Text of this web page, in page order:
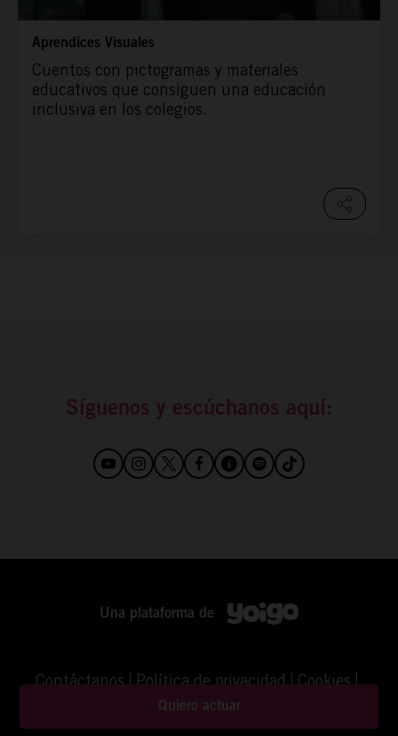
Quiero actuar
Aprendices Visuales
Cuentos con pictogramas y materiales
educativos que consiguen una educación
inclusiva en los colegios.
Síguenos y escúchanos aquí:
Una plataforma de
Contáctanos Política de privacidad
Cookies
Aviso Legal
©YOIGO